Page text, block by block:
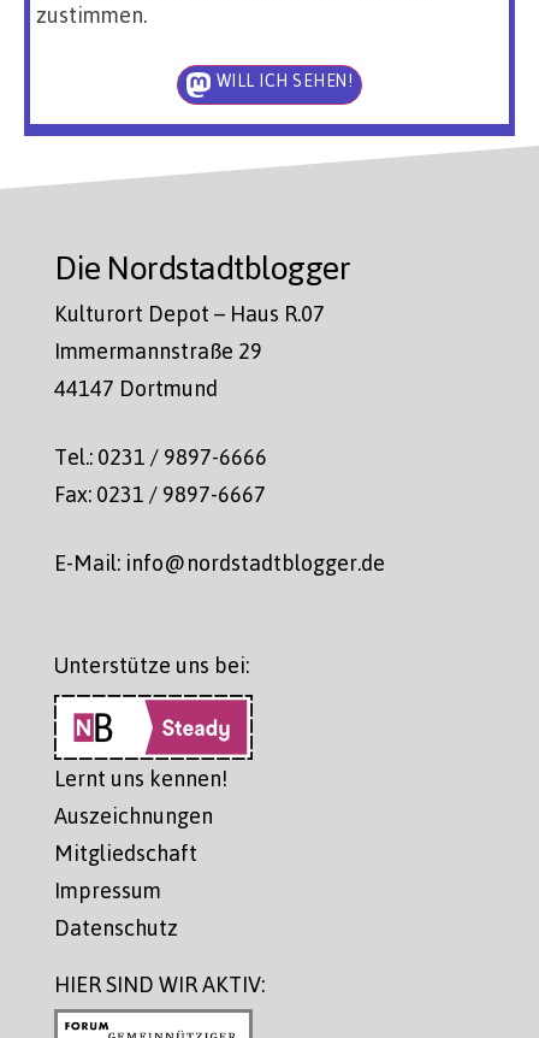
zustimmen.
WILL ICH SEHEN!
Die Nordstadtblogger
Kulturort Depot – Haus R.07
Immermannstraße 29
44147 Dortmund
Tel.: 0231 / 9897-6666
Fax: 0231 / 9897-6667
E-Mail: info@nordstadtblogger.de
Unterstütze uns bei:
Lernt uns kennen!
Auszeichnungen
Mitgliedschaft
Impressum
Datenschutz
HIER SIND WIR AKTIV: